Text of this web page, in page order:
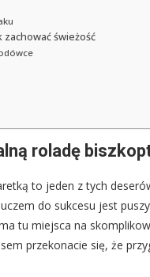
świeżość
roladę
to jeden z tych
do sukcesu jest
tu miejsca na
przekonacie się, że